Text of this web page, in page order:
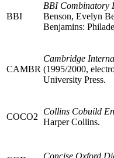
BBI
BBI Combinatory
Benson, Evelyn B
Benjamins:
CAMBR
Cambridge
(1995/2000,
University Press.
COCO2
Collins Cobuild
Harper Collins.